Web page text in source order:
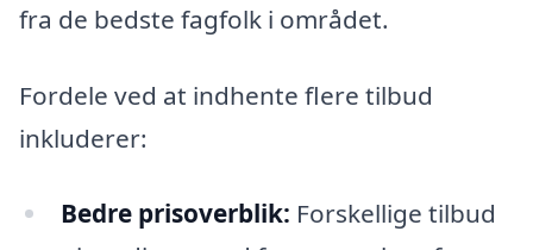
fra de bedste fagfolk i området.
Fordele ved at indhente flere tilbud
inkluderer:
Bedre prisoverblik: Forskellige tilbud